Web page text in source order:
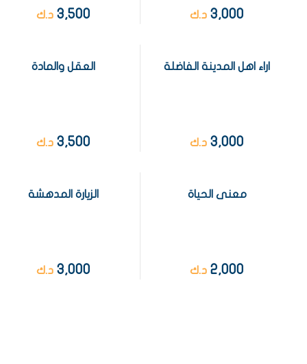
3,000 د.ك 3,500 د.ك
اراء اهل المدينة الفاضلة
3,000 د.ك
العقل والمادة
3,500 د.ك
معنى الحياة
2,000 د.ك
الزيارة المدهشة
3,000 د.ك